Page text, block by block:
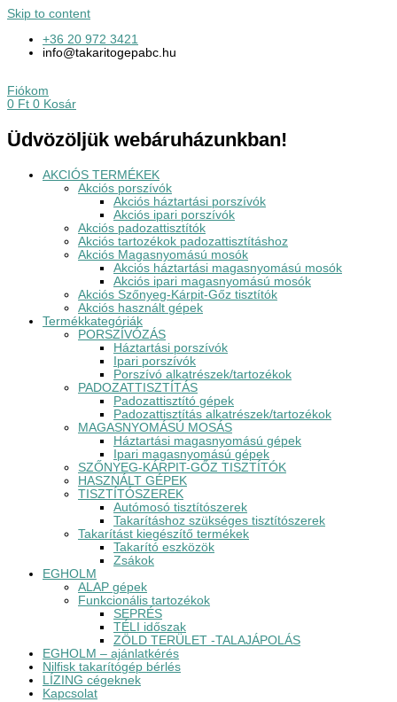
Skip to content
+36 20 972 3421
info@takaritogepabc.hu
Fiókom
0 Ft 0 Kosár
Üdvözöljük webáruházunkban!
AKCIÓS TERMÉKEK
Akciós porszívók
Akciós háztartási porszívók
Akciós ipari porszívók
Akciós padozattisztítók
Akciós tartozékok padozattisztításhoz
Akciós Magasnyomású mosók
Akciós háztartási magasnyomású mosók
Akciós ipari magasnyomású mosók
Akciós Szőnyeg-Kárpit-Gőz tisztítók
Akciós használt gépek
Termékkategóriák
PORSZÍVÓZÁS
Háztartási porszívók
Ipari porszívók
Porszívó alkatrészek/tartozékok
PADOZATTISZTÍTÁS
Padozattisztító gépek
Padozattisztítás alkatrészek/tartozékok
MAGASNYOMÁSÚ MOSÁS
Háztartási magasnyomású gépek
Ipari magasnyomású gépek
SZŐNYEG-KÁRPIT-GŐZ TISZTÍTÓK
HASZNÁLT GÉPEK
TISZTÍTÓSZEREK
Autómosó tisztítószerek
Takarításhoz szükséges tisztítószerek
Takarítást kiegészítő termékek
Takarító eszközök
Zsákok
EGHOLM
ALAP gépek
Funkcionális tartozékok
SEPRÉS
TÉLI időszak
ZÖLD TERÜLET -TALAJÁPOLÁS
EGHOLM – ajánlatkérés
Nilfisk takarítógép bérlés
LÍZING cégeknek
Kapcsolat